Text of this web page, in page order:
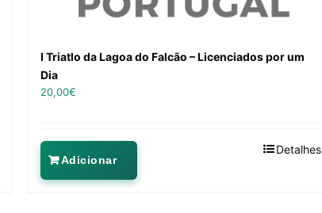
I Triatlo da Lagoa do Falcão – Licenciados por um
Dia
20,00€
Adicionar
Detalhes